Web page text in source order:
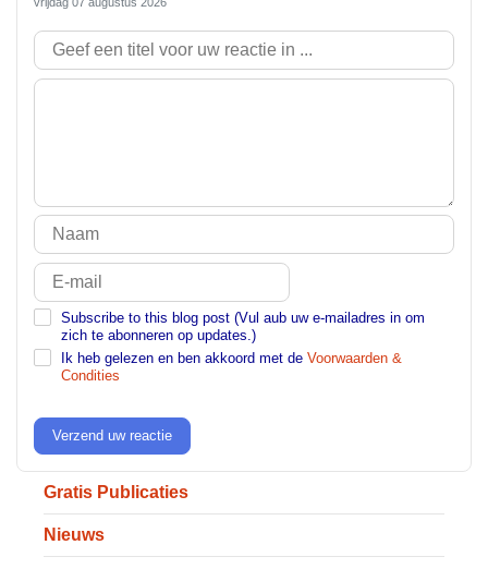
Subscribe to this blog post (Vul aub uw e-mailadres in om
zich te abonneren op updates.)
Ik heb gelezen en ben akkoord met de Voorwaarden &
Condities
Verzend uw reactie
Gratis Publicaties
Nieuws